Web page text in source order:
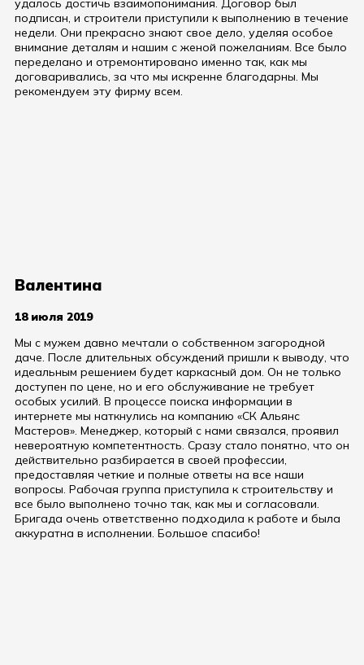
удалось достичь взаимопонимания. Договор был
подписан, и строители приступили к выполнению в течение
недели. Они прекрасно знают свое дело, уделяя особое
внимание деталям и нашим с женой пожеланиям. Все было
переделано и отремонтировано именно так, как мы
договаривались, за что мы искренне благодарны. Мы
рекомендуем эту фирму всем.
Валентина
18 июля 2019
Мы с мужем давно мечтали о собственном загородной
даче. После длительных обсуждений пришли к выводу, что
идеальным решением будет каркасный дом. Он не только
доступен по цене, но и его обслуживание не требует
особых усилий. В процессе поиска информации в
интернете мы наткнулись на компанию «СК Альянс
Мастеров». Менеджер, который с нами связался, проявил
невероятную компетентность. Сразу стало понятно, что он
действительно разбирается в своей профессии,
предоставляя четкие и полные ответы на все наши
вопросы. Рабочая группа приступила к строительству и
все было выполнено точно так, как мы и согласовали.
Бригада очень ответственно подходила к работе и была
аккуратна в исполнении. Большое спасибо!